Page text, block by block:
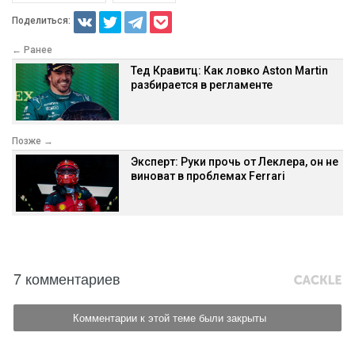
Поделиться:
← Ранее
Тед Кравитц: Как ловко Aston Martin
разбирается в регламенте
Позже →
Эксперт: Руки прочь от Леклера, он не
виноват в проблемах Ferrari
7 комментариев
Комментарии к этой теме были закрыты